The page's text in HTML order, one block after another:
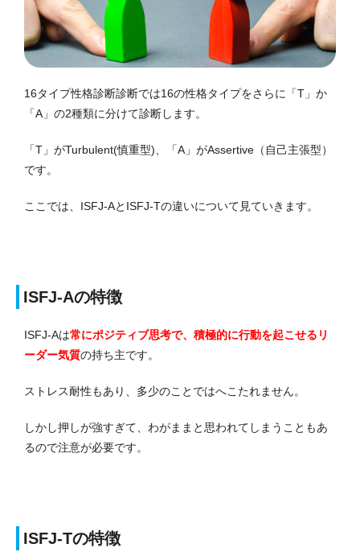
16タイプ性格診断診断では16の性格タイプをさらに「T」か
「A」の2種類に分けて診断します。
「T」がTurbulent(慎重型)、「A」がAssertive（自己主張型）
です。
ここでは、ISFJ-AとISFJ-Tの違いについて見ていきます。
ISFJ-Aの特徴
ISFJ-Aは常にポジティブ思考で、積極的に行動を起こせるリ
ーダー気質の持ち主です。
ストレス耐性もあり、多少のことではへこたれません。
しかし押しが強すぎて、わがままと思われてしまうこともあ
るので注意が必要です。
ISFJ-Tの特徴